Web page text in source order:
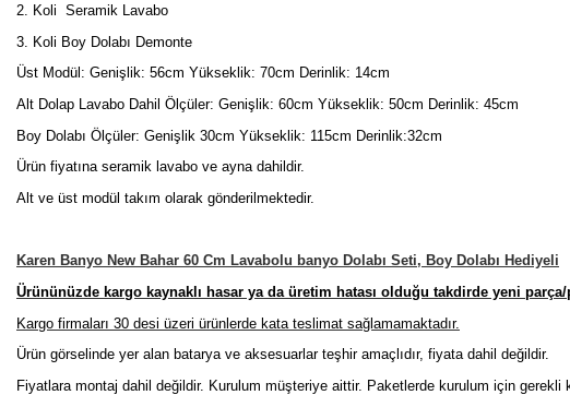
2. Koli Seramik Lavabo
3. Koli Boy Dolabı Demonte
Üst Modül: Genişlik: 56cm Yükseklik: 70cm Derinlik: 14cm
Alt Dolap Lavabo Dahil Ölçüler: Genişlik: 60cm Yükseklik: 50cm Derinlik: 45cm
Boy Dolabı Ölçüler: Genişlik 30cm Yükseklik: 115cm Derinlik:32cm
Ürün fiyatına seramik lavabo ve ayna dahildir.
Alt ve üst modül takım olarak gönderilmektedir.
Karen Banyo New Bahar 60 Cm Lavabolu banyo Dolabı Seti, Boy Dolabı Hediyeli
Ürününüzde kargo kaynaklı hasar ya da üretim hatası olduğu takdirde yeni
Kargo firmaları 30 desi üzeri ürünlerde kata teslimat sağlamamaktadır.
Ürün görselinde yer alan batarya ve aksesuarlar teşhir amaçlıdır, fiyata dahil değildir.
Fiyatlara montaj dahil değildir. Kurulum müşteriye aittir. Paketlerde kurulum için gerekli